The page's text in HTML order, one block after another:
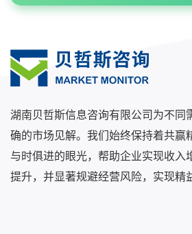
湖南贝哲斯信息咨询有限公司为不同
确的市场见解。我们始终保持着共赢
与时俱进的眼光，帮助企业实现收入
提升，并显著规避经营风险，实现精